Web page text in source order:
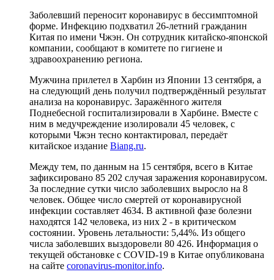
Заболевший переносит коронавирус в бессимптомной
форме. Инфекцию подхватил 26-летний гражданин
Китая по имени Чжэн. Он сотрудник китайско-японской
компании, сообщают в комитете по гигиене и
здравоохранению региона.
Мужчина прилетел в Харбин из Японии 13 сентября, а
на следующий день получил подтверждённый результат
анализа на коронавирус. Заражённого жителя
Поднебесной госпитализировали в Харбине. Вместе с
ним в медучреждение изолировали 45 человек, с
которыми Чжэн тесно контактировал, передаёт
китайское издание Biang.ru.
Между тем, по данным на 15 сентября, всего в Китае
зафиксировано 85 202 случая заражения коронавирусом.
За последние сутки число заболевших выросло на 8
человек. Общее число смертей от коронавирусной
инфекции составляет 4634. В активной фазе болезни
находятся 142 человека, из них 2 - в критическом
состоянии. Уровень летальности: 5,44%. Из общего
числа заболевших выздоровели 80 426. Информация о
текущей обстановке с COVID-19 в Китае опубликована
на сайте coronavirus-monitor.info.